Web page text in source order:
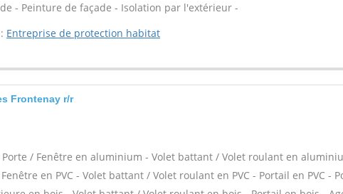
- Peinture de façade - Isolation par l'extérieur -
Entreprise de protection habitat
Frontenay r/r
/ Fenêtre en aluminium - Volet battant / Volet roulant en
en PVC - Volet battant / Volet roulant en PVC - Portail en PVC -